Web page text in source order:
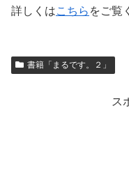
詳しくはこちら をご覧
書籍「まるです。２」
ス